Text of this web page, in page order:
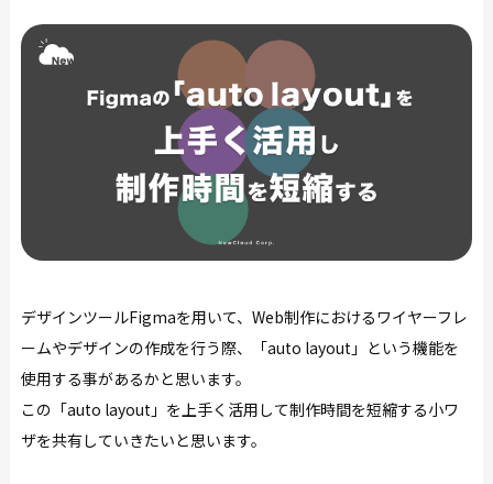
デザインツールFigmaを用いて、Web制作におけるワイヤーフレ
ームやデザインの作成を行う際、「auto layout」という機能を
使用する事があるかと思います。
この「auto layout」を上手く活用して制作時間を短縮する小ワ
ザを共有していきたいと思います。